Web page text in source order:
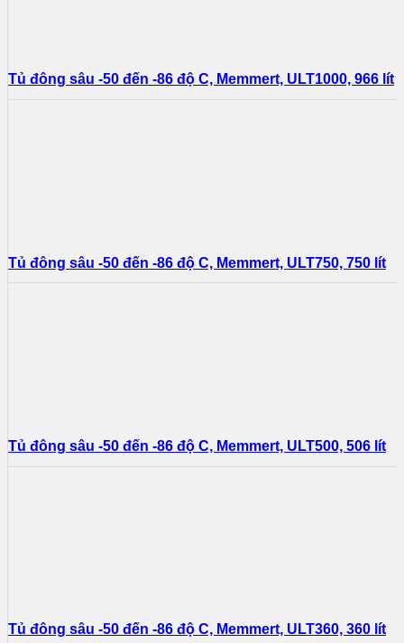
Tủ đông sâu -50 đến -86 độ C, Memmert, ULT1000, 966 lít
Tủ đông sâu -50 đến -86 độ C, Memmert, ULT750, 750 lít
Tủ đông sâu -50 đến -86 độ C, Memmert, ULT500, 506 lít
Tủ đông sâu -50 đến -86 độ C, Memmert, ULT360, 360 lít